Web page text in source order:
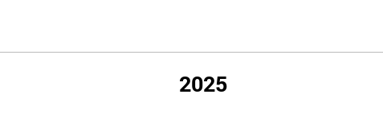
2025